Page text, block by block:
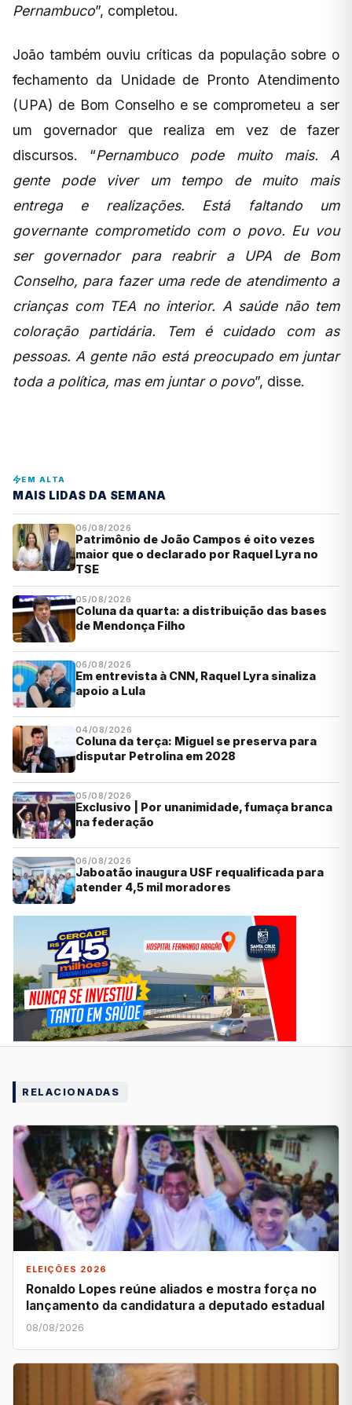
Pernambuco”, completou.
João também ouviu críticas da população sobre o
fechamento da Unidade de Pronto Atendimento
(UPA) de Bom Conselho e se comprometeu a ser
um governador que realiza em vez de fazer
discursos. “Pernambuco pode muito mais. A
gente pode viver um tempo de muito mais
entrega e realizações. Está faltando um
governante comprometido com o povo. Eu vou
ser governador para reabrir a UPA de Bom
Conselho, para fazer uma rede de atendimento a
crianças com TEA no interior. A saúde não tem
coloração partidária. Tem é cuidado com as
pessoas. A gente não está preocupado em juntar
toda a política, mas em juntar o povo”, disse.
EM ALTA
MAIS LIDAS DA SEMANA
06/08/2026
Patrimônio de João Campos é oito vezes
maior que o declarado por Raquel Lyra no
TSE
05/08/2026
Coluna da quarta: a distribuição das bases
de Mendonça Filho
06/08/2026
Em entrevista à CNN, Raquel Lyra sinaliza
apoio a Lula
04/08/2026
Coluna da terça: Miguel se preserva para
disputar Petrolina em 2028
05/08/2026
Exclusivo | Por unanimidade, fumaça branca
na federação
06/08/2026
Jaboatão inaugura USF requalificada para
atender 4,5 mil moradores
RELACIONADAS
ELEIÇÕES 2026
Ronaldo Lopes reúne aliados e mostra força no
lançamento da candidatura a deputado estadual
08/08/2026